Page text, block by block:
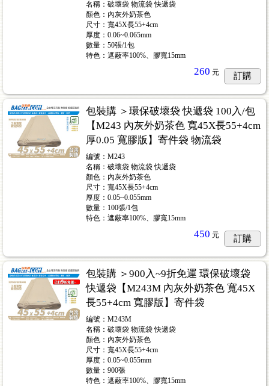
名稱：破壞袋 物流袋 快遞袋
顏色：內灰外奶茶色
尺寸：寬45X長55+4cm
厚度：0.06~0.065mm
數量：50張/1包
特色：遮蔽率100%、膠寬15mm
260 元 訂購
包裝購 ＞環保破壞袋 快遞袋 100入/包
【M243 內灰外奶茶色 寬45X長55+4cm
厚0.05 寬膠版】寄件袋 物流袋
編號：M243
名稱：破壞袋 物流袋 快遞袋
顏色：內灰外奶茶色
尺寸：寬45X長55+4cm
厚度：0.05~0.055mm
數量：100張/1包
特色：遮蔽率100%、膠寬15mm
450 元 訂購
包裝購 ＞900入~9折免運 環保破壞袋
快遞袋【M243M 內灰外奶茶色 寬45X
長55+4cm 寬膠版】寄件袋
編號：M243M
名稱：破壞袋 物流袋 快遞袋
顏色：內灰外奶茶色
尺寸：寬45X長55+4cm
厚度：0.05~0.055mm
數量：900張
特色：遮蔽率100%、膠寬15mm